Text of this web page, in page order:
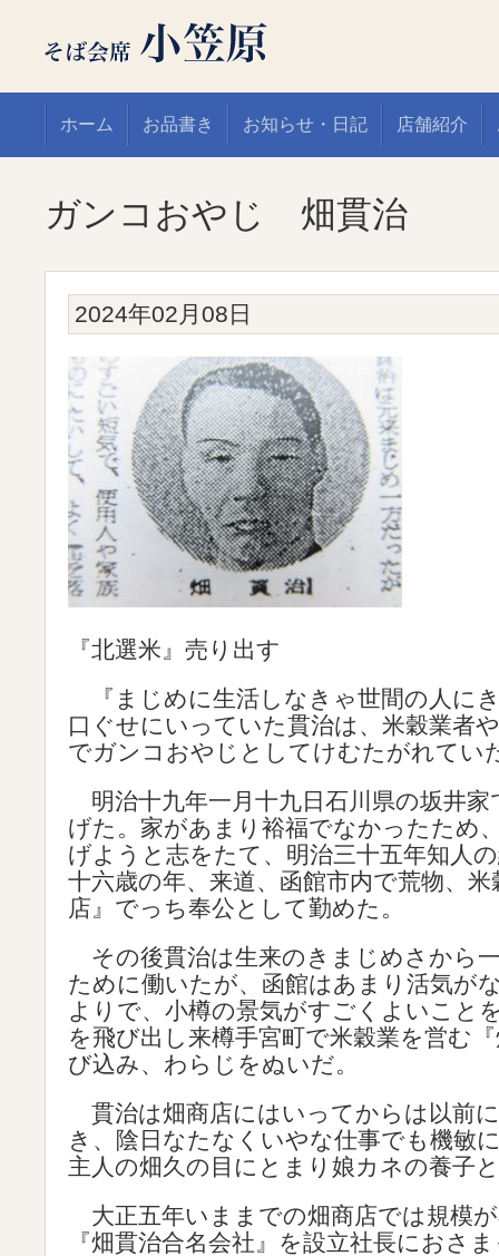
ホーム お品書き お知らせ・日記 店舗紹介
ガンコおやじ 畑貫治
2024年02月08日
『北選米』売り出す
『まじめに生活しなきゃ世間の人に
口ぐせにいっていた貫治は、米穀業者
でガンコおやじとしてけむたがれてい
明治十九年一月十九日石川県の坂井家
げた。家があまり裕福でなかったため
げようと志をたて、明治三十五年知人
十六歳の年、来道、函館市内で荒物、
店』でっち奉公として勤めた。
その後貫治は生来のきまじめさから
ために働いたが、函館はあまり活気が
よりで、小樽の景気がすごくよいこと
を飛び出し来樽手宮町で米穀業を営む
び込み、わらじをぬいだ。
貫治は畑商店にはいってからは以前
き、陰日なたなくいやな仕事でも機敏
主人の畑久の目にとまり娘カネの養子
大正五年いままでの畑商店では規模
『畑貫治合名会社』を設立社長におさ